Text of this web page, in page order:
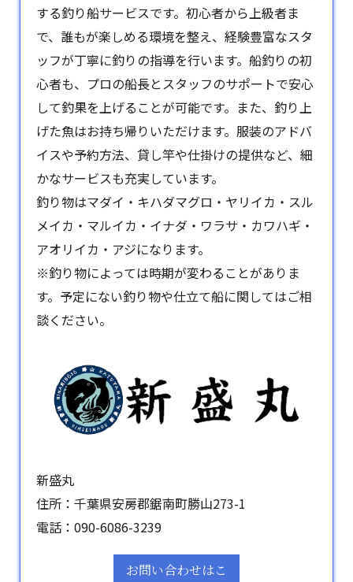
する釣り船サービスです。初心者から上級者ま
で、誰もが楽しめる環境を整え、経験豊富なスタ
ッフが丁寧に釣りの指導を行います。船釣りの初
心者も、プロの船長とスタッフのサポートで安心
して釣果を上げることが可能です。また、釣り上
げた魚はお持ち帰りいただけます。服装のアドバ
イスや予約方法、貸し竿や仕掛けの提供など、細
かなサービスも充実しています。
釣り物はマダイ・キハダマグロ・ヤリイカ・スル
メイカ・マルイカ・イナダ・ワラサ・カワハギ・
アオリイカ・アジになります。
※釣り物によっては時期が変わることがありま
す。予定にない釣り物や仕立て船に関してはご相
談ください。
新盛丸
住所：千葉県安房郡鋸南町勝山273-1
電話： 090-6086-3239
お問い合わせはこ